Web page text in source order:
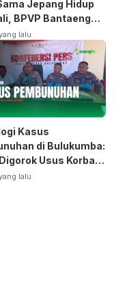
Jepang Hidup
BPVP Bantaeng
Jurusan
lalu
Kasus
di Bulukumba:
Usus Korban
lalu